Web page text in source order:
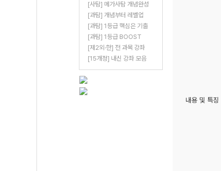
[사탐] 메가사탐 개념완성
[과탐] 개념부터 레벨업
[과탐] 1등급 핵심은 기출
[과탐] 1등급 BOOST
[제2외·한] 전 과목 강좌
[15개정] 내신 강좌 모음
내용 및 특징